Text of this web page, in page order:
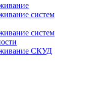
систем
систем
СКУД